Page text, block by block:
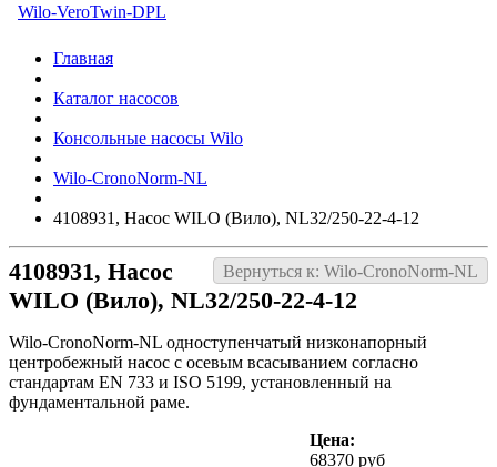
Wilo-VeroTwin-DPL
Главная
Каталог насосов
Консольные насосы Wilo
Wilo-CronoNorm-NL
4108931, Насос WILO (Вило), NL32/250-22-4-12
Вернуться к: Wilo-CronoNorm-NL
4108931, Насос
WILO (Вило), NL32/250-22-4-12
Wilo-CronoNorm-NL одноступенчатый низконапорный
центробежный насос с осевым всасыванием согласно
стандартам EN 733 и ISO 5199, установленный на
фундаментальной раме.
Цена:
68370 руб